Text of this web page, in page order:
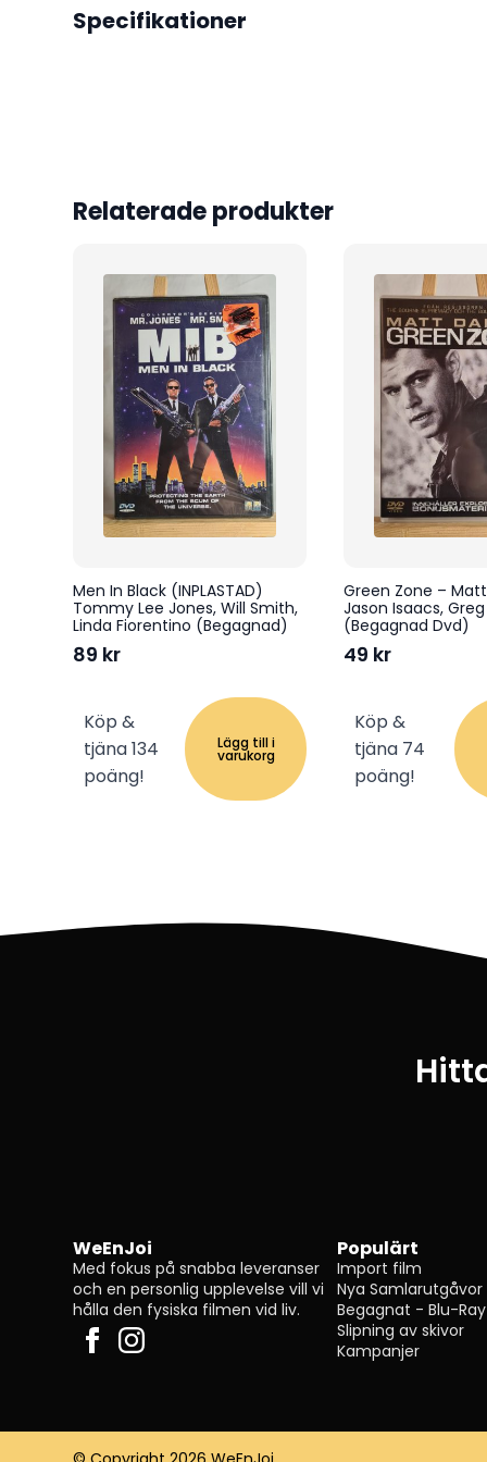
Specifikationer
Relaterade produkter
Men In Black (INPLASTAD)
Tommy Lee Jones, Will Smith,
Linda Fiorentino (Begagnad)
89 kr
Köp &
tjäna 134
poäng!
Lägg till i
varukorg
Green Zone –
Jason Isaacs,
(Begagnad Dvd)
49 kr
Köp &
tjäna 74
poäng!
WeEnJoi
Med fokus på snabba leveranser
och en personlig upplevelse vill vi
hålla den fysiska filmen vid liv.
Populärt
Import film
Nya Samlarutgåvor
Begagnat - Blu-Ray
Slipning av skivor
Kampanjer